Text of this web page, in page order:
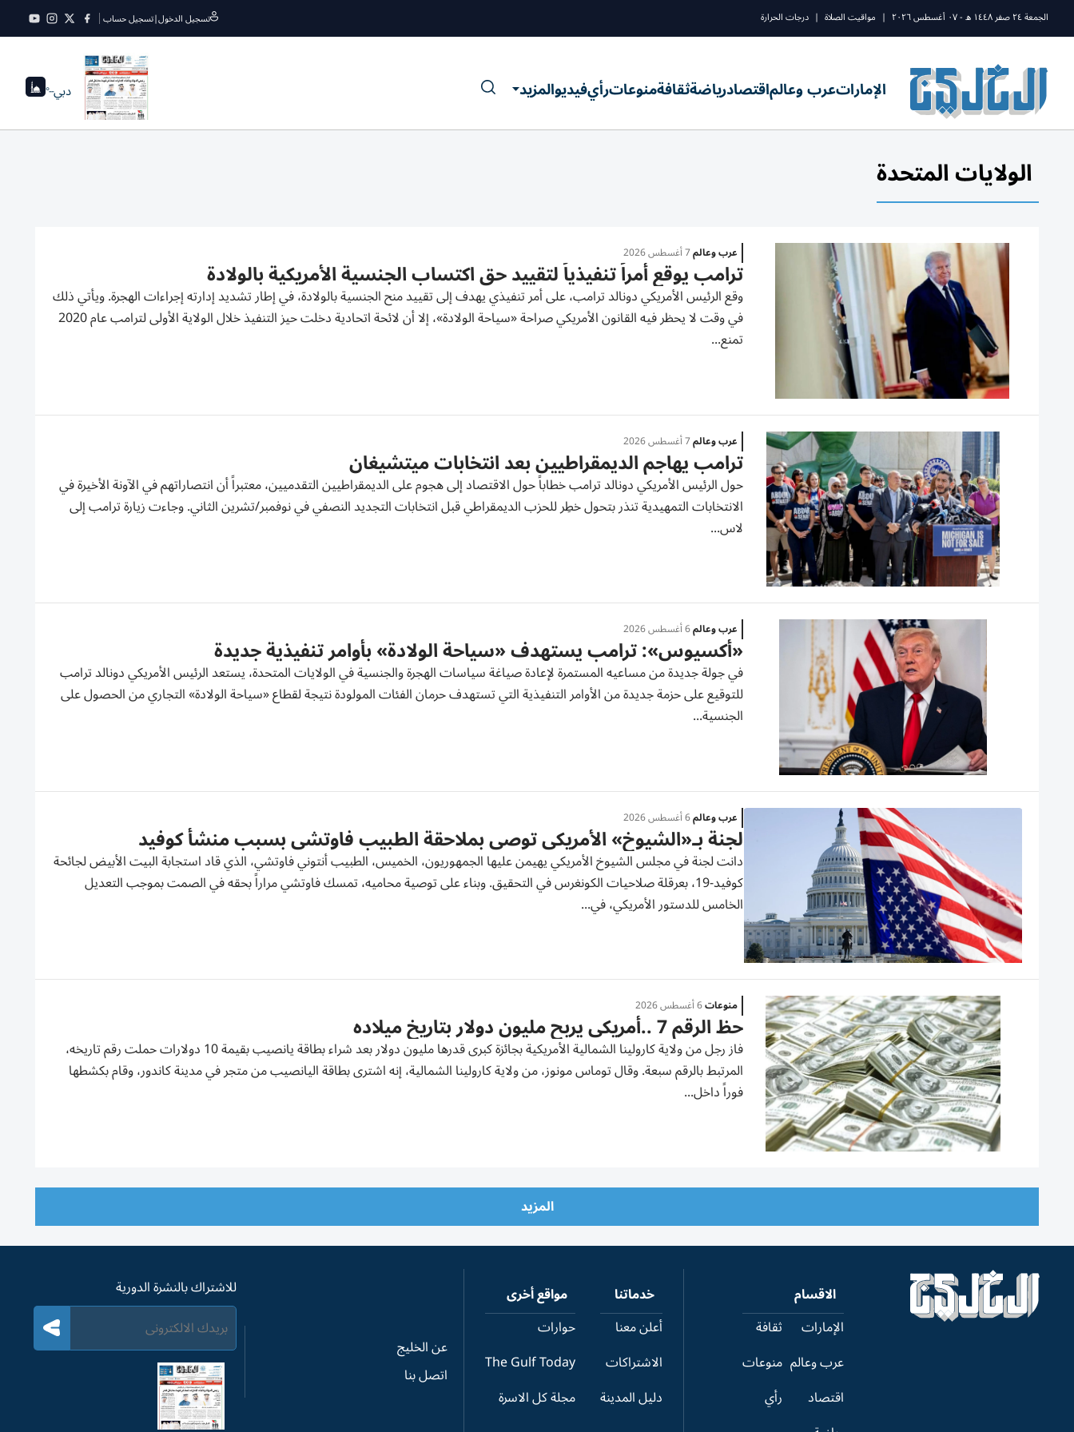
الجمعة ٢٤ صفر ١٤٤٨ ه - ٠٧ أغسطس ٢٠٢٦ | مواقيت الصلاة | درجات الحرارة تسجيل الدخول|تسجيل حساب
الإماراتعرب وعالماقتصادرياضةثقافةمنوعاترأيفيديوالمزيد دبي--°
الولايات المتحدة
عرب وعالم7 أغسطس 2026
ترامب يوقع أمراً تنفيذياً لتقييد حق اكتساب الجنسية الأمريكية بالولادة
وقع الرئيس الأمريكي دونالد ترامب، على أمر تنفيذي يهدف إلى تقييد منح الجنسية بالولادة، في إطار تشديد إدارته إجراءات الهجرة. ويأتي ذلك
في وقت لا يحظر فيه القانون الأمريكي صراحة «سياحة الولادة»، إلا أن لائحة اتحادية دخلت حيز التنفيذ خلال الولاية الأولى لترامب عام 2020
تمنع...
عرب وعالم7 أغسطس 2026
ترامب يهاجم الديمقراطيين بعد انتخابات ميتشيغان
حول الرئيس الأمريكي دونالد ترامب خطاباً حول الاقتصاد إلى هجوم على الديمقراطيين التقدميين، معتبراً أن انتصاراتهم في الآونة الأخيرة في
الانتخابات التمهيدية تنذر بتحول خطِر للحزب ‌الديمقراطي قبل انتخابات التجديد النصفي في نوفمبر/تشرين الثاني. وجاءت زيارة ترامب إلى
لاس...
عرب وعالم6 أغسطس 2026
«أكسيوس»: ترامب يستهدف «سياحة الولادة» بأوامر تنفيذية جديدة
في جولة جديدة من مساعيه المستمرة لإعادة صياغة سياسات الهجرة والجنسية في الولايات المتحدة، يستعد الرئيس الأمريكي دونالد ترامب
للتوقيع على حزمة جديدة من الأوامر التنفيذية التي تستهدف حرمان الفئات المولودة نتيجة لقطاع «سياحة الولادة» التجاري من الحصول على
الجنسية...
عرب وعالم6 أغسطس 2026
لجنة بـ«الشيوخ» الأمريكي توصي بملاحقة الطبيب فاوتشي بسبب منشأ كوفيد
دانت لجنة في مجلس الشيوخ الأمريكي يهيمن عليها الجمهوريون، الخميس، الطبيب أنتوني فاوتشي، الذي قاد استجابة البيت الأبيض لجائحة
كوفيد-19، بعرقلة صلاحيات الكونغرس في التحقيق. وبناء على توصية محاميه، تمسك فاوتشي مراراً بحقه في الصمت بموجب التعديل
الخامس للدستور الأمريكي، في...
منوعات6 أغسطس 2026
حظ الرقم 7 ..أمريكي يربح مليون دولار بتاريخ ميلاده
فاز رجل من ولاية كارولينا الشمالية الأمريكية بجائزة كبرى قدرها مليون دولار بعد شراء بطاقة يانصيب بقيمة 10 دولارات حملت رقم تاريخه،
المرتبط بالرقم سبعة. وقال توماس مونوز، من ولاية كارولينا الشمالية، إنه اشترى بطاقة اليانصيب من متجر في مدينة كاندور، وقام بكشطها
فوراً داخل...
المزيد
الاقسام
الإمارات
عرب وعالم
اقتصاد
ثقافة
منوعات
رأي
خدماتنا
أعلن معنا
الاشتراكات
دليل المدينة
مواقع أخرى
حوارات
The Gulf Today
مجلة كل الاسرة
عن الخليج
اتصل بنا
للاشتراك بالنشرة الدورية